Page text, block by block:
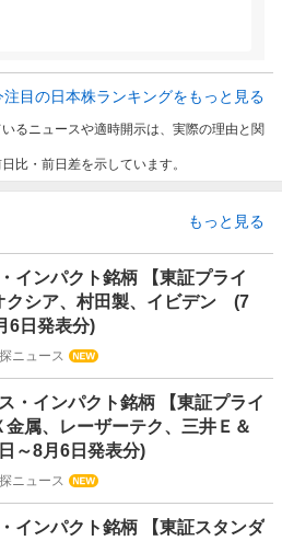
注目の日本株ランキングをもっと見る
るニュースや適時開示は、実際の理由と関
比・前日差を示しています。
もっと見る
インパクト銘柄 【東証プライ
クシア、村田製、イビデン (7
6日発表分)
ニュース
・インパクト銘柄 【東証プライ
属、レーザーテク、三井Ｅ＆
～8月6日発表分)
ニュース
インパクト銘柄 【東証スタンダ